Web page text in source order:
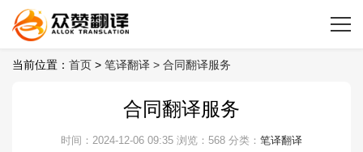
当前位置： 首页 > 笔译翻译 > 合同翻译服务
合同翻译服务
时间：2024-12-06 09:35 浏览：568 分类： 笔译翻译